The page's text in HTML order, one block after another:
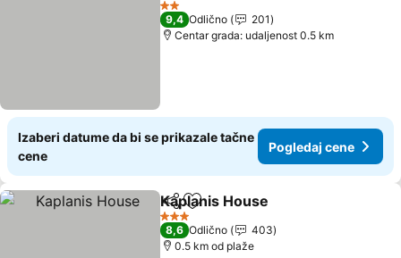
2 Zvezdice
9,4 Odlično
201
Centar grada: udaljenost 0.5 km
Izaberi datume da bi se prikazale tačne
cene
Pogledaj cene
Deli Dodati u favorite
Kaplanis House
3 Zvezdice
8,6 Odlično
403
0.5 km od plaže